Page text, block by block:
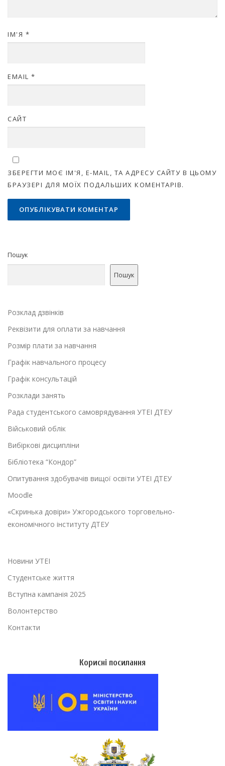
ІМ'Я *
EMAIL *
САЙТ
ЗБЕРЕГТИ МОЄ ІМ'Я, E-MAIL, ТА АДРЕСУ САЙТУ В ЦЬОМУ
БРАУЗЕРІ ДЛЯ МОЇХ ПОДАЛЬШИХ КОМЕНТАРІВ.
Пошук
Пошук
Розклад дзвінків
Реквізити для оплати за навчання
Розмір плати за навчання
Графік навчального процесу
Графік консультацій
Розклади занять
Рада студентського самоврядування УТЕІ ДТЕУ
Військовий облік
Вибіркові дисципліни
Бібліотека “Кондор”
Опитування здобувачів вищої освіти УТЕІ ДТЕУ
Moodle
«Скринька довіри» Ужгородського торговельно-
економічного інституту ДТЕУ
Новини УТЕІ
Студентське життя
Вступна кампанія 2025
Волонтерство
Контакти
Корисні посилання